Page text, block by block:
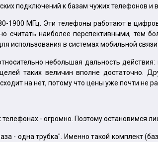
подключений к базам чужих телефонов и
1900 МГц. Эти телефоны работают в
считать наиболее перспективными, тем
в системах мобильной связи
небольшая дальность
таких величин вполне достаточно.
на нет, потому что цены уже почти не
- огромно. Поэтому остановимся
- одна трубка". Именно такой комплект